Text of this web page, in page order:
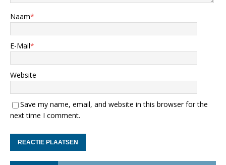
Naam*
E-Mail*
Website
Save my name, email, and website in this browser for the
next time I comment.